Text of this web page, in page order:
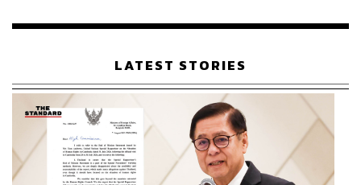
เรือนไทยที่ถูกซุกไว้
LATEST STORIES